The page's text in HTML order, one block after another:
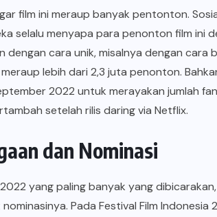
film ini meraup banyak pentonton.
selalu menyapa para penonton film ini
dengan cara unik, misalnya dengan cara
lebih dari 2,3 juta penonton.
2022 untuk merayakan jumlah
setelah rilis daring via Netflix.
dan Nominasi
yang paling banyak yang
Pada Festival Film Indonesia